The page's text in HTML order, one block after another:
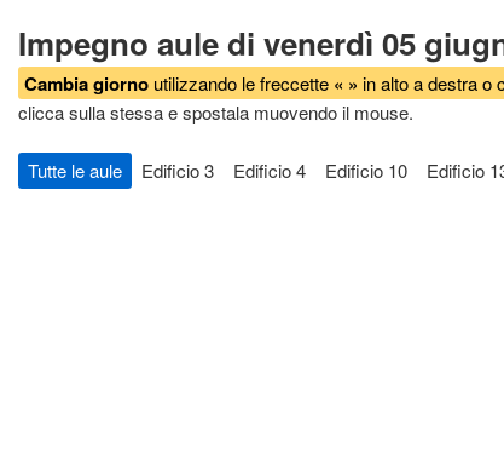
Impegno aule di venerdì 05
Cambia giorno utilizzando le freccette « » in alto a destra o
clicca sulla stessa e spostala muovendo il mouse.
Tutte le aule Edificio 3 Edificio 4 Edificio 10 Edificio